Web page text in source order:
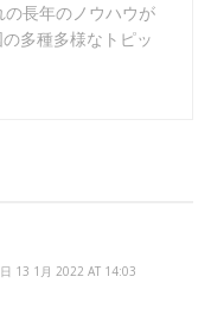
長年のノウハウが
多種多様なトピッ
13 1月 2022 AT 14:03